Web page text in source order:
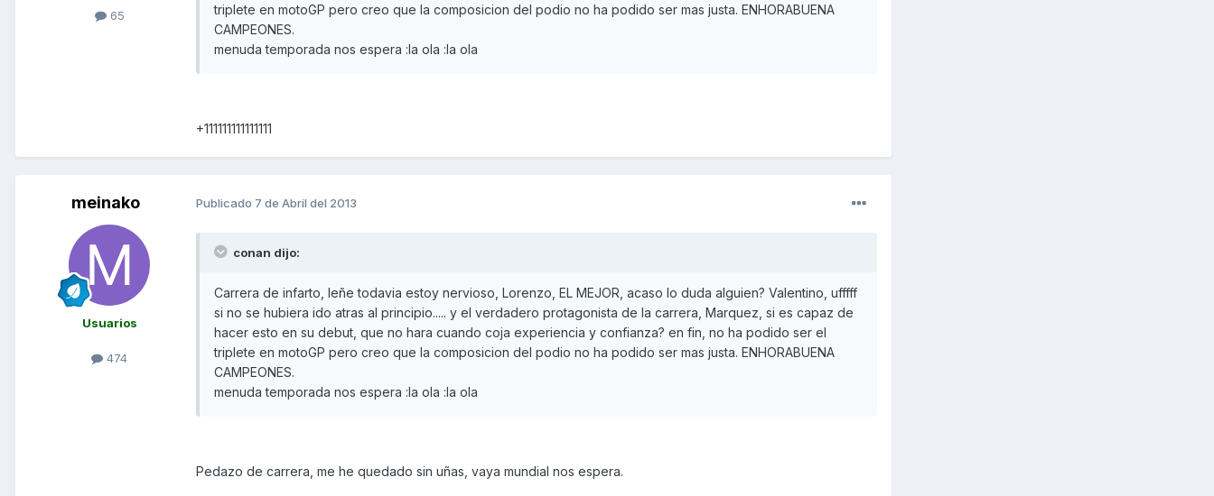
65
triplete en motoGP pero creo que la composicion del podio no ha podido ser mas justa. ENHORABUENA
CAMPEONES.
menuda temporada nos espera :la ola :la ola
+111111111111111
meinako
Usuarios
474
Publicado 7 de Abril del 2013
conan dijo:
Carrera de infarto, leñe todavia estoy nervioso, Lorenzo, EL MEJOR, acaso lo duda alguien? Valentino, ufffff
si no se hubiera ido atras al principio..... y el verdadero protagonista de la carrera, Marquez, si es capaz de
hacer esto en su debut, que no hara cuando coja experiencia y confianza? en fin, no ha podido ser el
triplete en motoGP pero creo que la composicion del podio no ha podido ser mas justa. ENHORABUENA
CAMPEONES.
menuda temporada nos espera :la ola :la ola
Pedazo de carrera, me he quedado sin uñas, vaya mundial nos espera.